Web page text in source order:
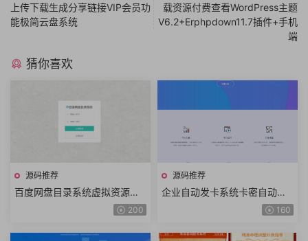
上传下载生成分享链接VIP会员功
能极简云盘系统
载资源付费查看WordPress主题
V6.2+Erphpdown11.7插件+手机
端
猜你喜欢
源码推荐
百度网盘目录系统虚拟资源文
件实时查看百度网盘资源展示
源码多用户多网盘运营版
200
源码推荐
企业自动发卡系统卡密自动发
货平台自助发卡电商程序虚拟
点卡商城卡密资源寄售多商户
版+手机端
160